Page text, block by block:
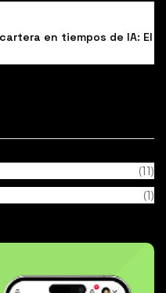
en tiempos de IA: El
(11)
(1)